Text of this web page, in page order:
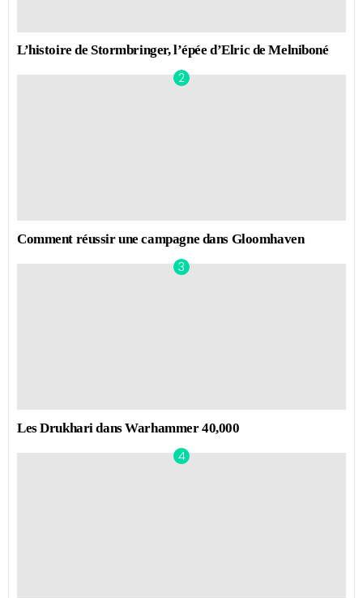
L’histoire de Stormbringer, l’épée d’Elric de Melniboné
Comment réussir une campagne dans Gloomhaven
Les Drukhari dans Warhammer 40,000